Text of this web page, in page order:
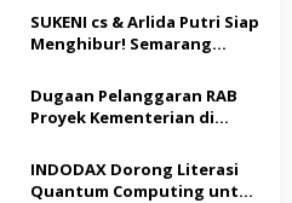
Sosial dan Pemeriksaan
Kesehatan Gratis bagi
Masyarakat
SUKENI cs & Arlida Putri Siap
Menghibur! Semarang
Akbar “Back On Track” 2026–
2029
Dugaan Pelanggaran RAB
Proyek Kementerian di
Nasionaldetik.com Desak
Tindakan Tegas
INDODAX Dorong Literasi
Quantum Computing untuk